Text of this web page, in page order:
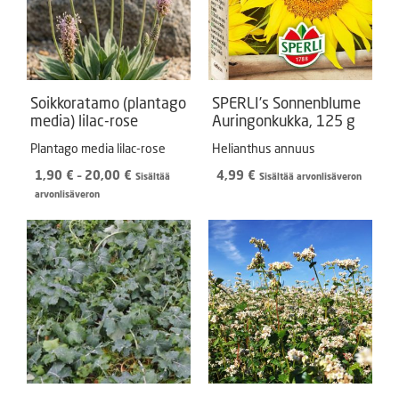
Soikkoratamo (plantago
media) lilac-rose
Plantago media lilac-rose
1,90 € – 20,00 € Hintaluokka:
20,00 €
Sisältää
arvonlisäveron
SPERLI’s Sonnenblume
Auringonkukka, 125 g
Helianthus annuus
4,99 € Sisältää arvonlisäveron